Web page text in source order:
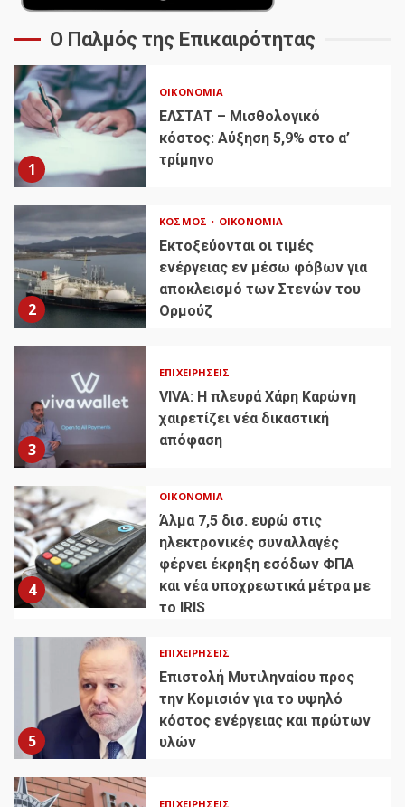
Ο Παλμός της Επικαιρότητας
1
ΟΙΚΟΝΟΜΊΑ
ΕΛΣΤΑΤ – Μισθολογικό
κόστος: Αύξηση 5,9% στο α’
τρίμηνο
2
ΚΌΣΜΟΣ ΟΙΚΟΝΟΜΊΑ
Εκτοξεύονται οι τιμές
ενέργειας εν μέσω φόβων για
αποκλεισμό των Στενών του
Ορμούζ
3
ΕΠΙΧΕΙΡΉΣΕΙΣ
VIVA: Η πλευρά Χάρη Καρώνη
χαιρετίζει νέα δικαστική
απόφαση
4
ΟΙΚΟΝΟΜΊΑ
Άλμα 7,5 δισ. ευρώ στις
ηλεκτρονικές συναλλαγές
φέρνει έκρηξη εσόδων ΦΠΑ
και νέα υποχρεωτικά μέτρα με
το IRIS
5
ΕΠΙΧΕΙΡΉΣΕΙΣ
Επιστολή Μυτιληναίου προς
την Κομισιόν για το υψηλό
κόστος ενέργειας και πρώτων
υλών
ΕΠΙΧΕΙΡΉΣΕΙΣ